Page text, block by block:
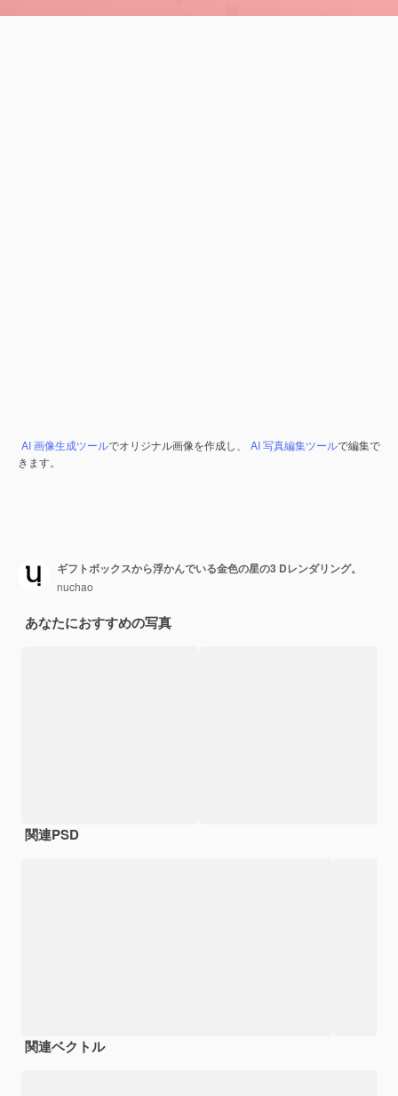
AI 画像生成ツールでオリジナル画像を作成し、 AI 写真編集ツールで編集で
きます。
ギフトボックスから浮かんでいる金色の星の3 Dレンダリング。
nuchao
あなたにおすすめの写真
関連PSD
関連ベクトル